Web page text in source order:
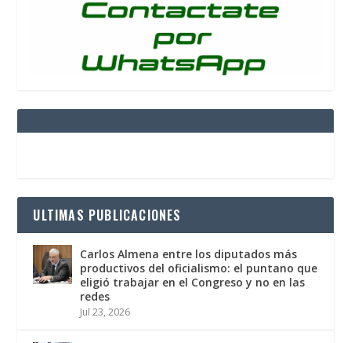
ULTIMAS PUBLICACIONES
Carlos Almena entre los diputados más
productivos del oficialismo: el puntano que
eligió trabajar en el Congreso y no en las
redes
Jul 23, 2026